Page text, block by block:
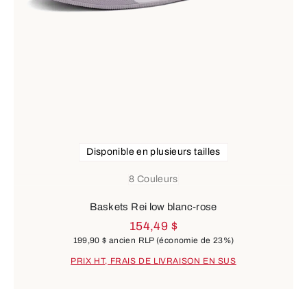
8 Couleurs
Disponible en plusieurs tailles
Baskets Rei low blanc-rose
154,49 $
199,90 $ ancien RLP(économie de 23%)
PRIX HT, FRAIS DE LIVRAISON EN SUS